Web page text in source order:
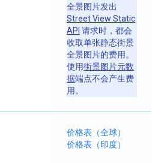
全景图片发出
Street View Static
API 请求时，都会
收取单张静态街景
全景图片的费用。
使用街景图片元数
据端点不会产生费
用。
价格表（全球）
价格表（印度）